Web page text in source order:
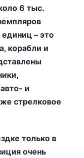
6 тыс.
– это
корабли и
и
стрелковое
только в
очень